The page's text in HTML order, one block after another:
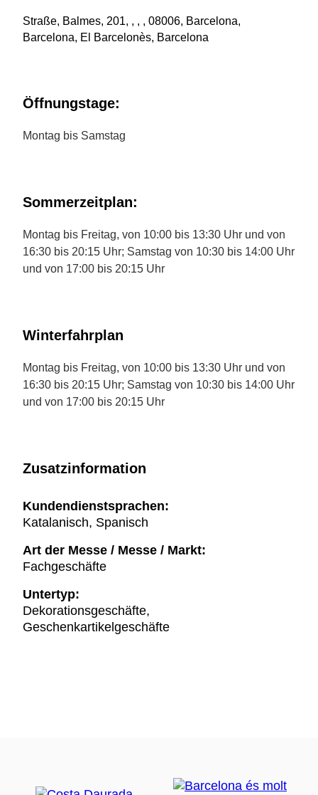
Straße, Balmes, 201, , , , 08006, Barcelona,
Barcelona, El Barcelonès, Barcelona
Öffnungstage:
Montag bis Samstag
Sommerzeitplan:
Montag bis Freitag, von 10:00 bis 13:30 Uhr und von
16:30 bis 20:15 Uhr; Samstag von 10:30 bis 14:00 Uhr
und von 17:00 bis 20:15 Uhr
Winterfahrplan
Montag bis Freitag, von 10:00 bis 13:30 Uhr und von
16:30 bis 20:15 Uhr; Samstag von 10:30 bis 14:00 Uhr
und von 17:00 bis 20:15 Uhr
Zusatzinformation
Kundendienstsprachen:
Katalanisch, Spanisch
Art der Messe / Messe / Markt:
Fachgeschäfte
Untertyp:
Dekorationsgeschäfte,
Geschenkartikelgeschäfte